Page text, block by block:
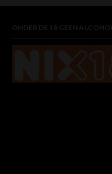
ONDER DE 18 GEEN ALCOHOL